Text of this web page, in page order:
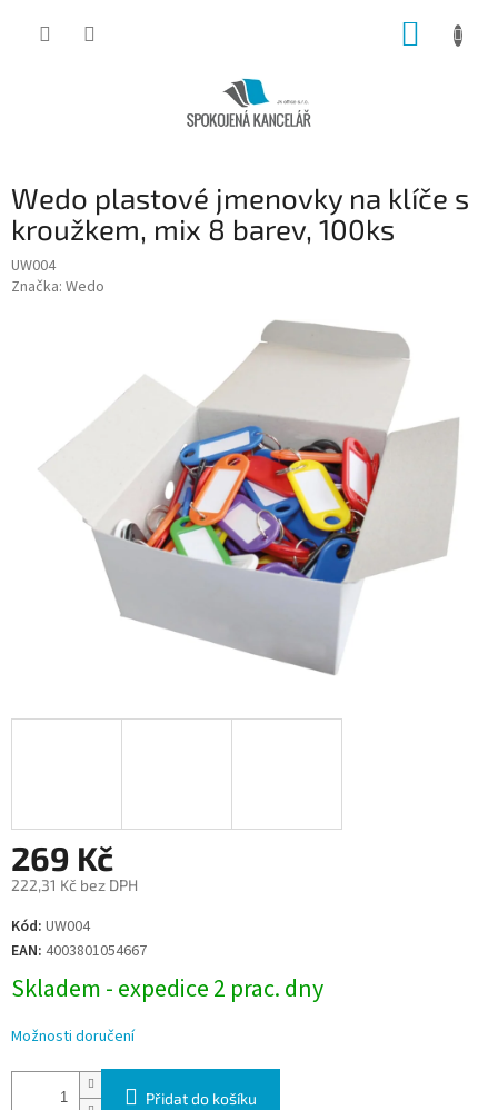
Wedo plastové jmenovky na klíče s
kroužkem, mix 8 barev, 100ks
UW004
Značka: Wedo
269 Kč
222,31 Kč bez DPH
Měrná
cena:
Kód: UW004
EAN: 4003801054667
Skladem - expedice 2 prac. dny
Možnosti doručení
Přidat do košíku